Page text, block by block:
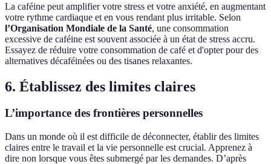
La caféine peut amplifier votre stress et votre anxiété, en augmentant
votre rythme cardiaque et en vous rendant plus irritable. Selon
l’Organisation Mondiale de la Santé, une consommation
excessive de caféine est souvent associée à un état de stress accru.
Essayez de réduire votre consommation de café et d'opter pour des
alternatives décaféinées ou des tisanes relaxantes.
6. Établissez des limites claires
L’importance des frontières personnelles
Dans un monde où il est difficile de déconnecter, établir des limites
claires entre le travail et la vie personnelle est crucial. Apprenez à
dire non lorsque vous êtes submergé par les demandes. D’après